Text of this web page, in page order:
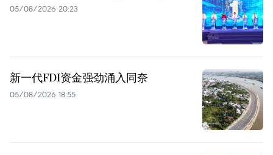
05/08/2026 20:23
新一代FDI资金强劲涌入同奈
05/08/2026 18:55